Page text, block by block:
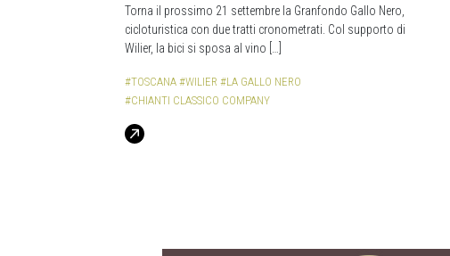
Torna il prossimo 21 settembre la Granfondo Gallo Nero,
cicloturistica con due tratti cronometrati. Col supporto di
Wilier, la bici si sposa al vino […]
#TOSCANA #WILIER #LA GALLO NERO
#CHIANTI CLASSICO COMPANY